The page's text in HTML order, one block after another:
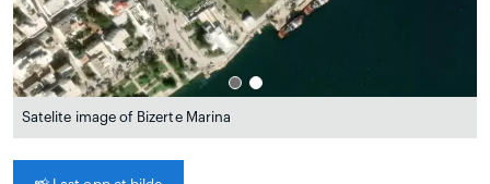
Satelite image of Bizerte Marina